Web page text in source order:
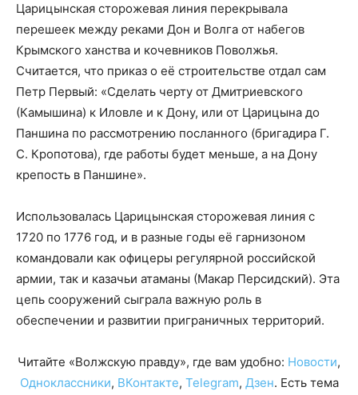
Царицынская сторожевая линия перекрывала
перешеек между реками Дон и Волга от набегов
Крымского ханства и кочевников Поволжья.
Считается, что приказ о её строительстве отдал сам
Петр Первый: «Сделать черту от Дмитриевского
(Камышина) к Иловле и к Дону, или от Царицына до
Паншина по рассмотрению посланного (бригадира Г.
С. Кропотова), где работы будет меньше, а на Дону
крепость в Паншине».
Использовалась Царицынская сторожевая линия с
1720 по 1776 год, и в разные годы её гарнизоном
командовали как офицеры регулярной российской
армии, так и казачьи атаманы (Макар Персидский). Эта
цепь сооружений сыграла важную роль в
обеспечении и развитии приграничных территорий.
Читайте «Волжскую правду», где вам удобно: Новости,
Одноклассники, ВКонтакте, Telegram, Дзен. Есть тема